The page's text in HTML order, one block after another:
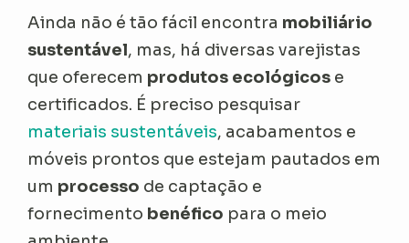
Ainda não é tão fácil encontra mobiliário
sustentável, mas, há diversas varejistas
que oferecem produtos ecológicos e
certificados. É preciso pesquisar
materiais sustentáveis, acabamentos e
móveis prontos que estejam pautados em
um processo de captação e
fornecimento benéfico para o meio